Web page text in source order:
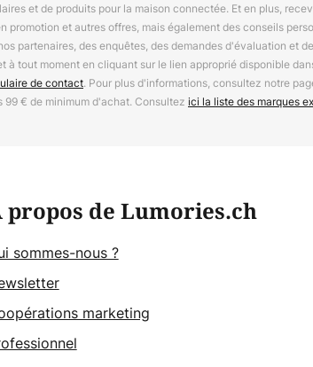
et de produits pour la maison connectée. Et en plus,
promotion et autres offres, mais également des conseils
partenaires, des enquêtes, des demandes d'évaluation et
à tout moment en cliquant sur le lien approprié disponible
de contact. Pour plus d'informations, consultez notre
99 € de minimum d'achat. Consultez ici la liste des marques
propos de Lumories.ch
sommes-nous ?
marketing